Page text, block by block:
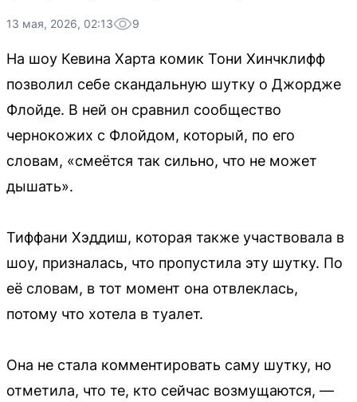
13 мая, 2026, 02:13 9
На шоу Кевина Харта комик Тони Хинчклифф
позволил себе скандальную шутку о Джордже
Флойде. В ней он сравнил сообщество
чернокожих с Флойдом, который, по его
словам, «смеётся так сильно, что не может
дышать».
Тиффани Хэддиш, которая также участвовала в
шоу, призналась, что пропустила эту шутку. По
её словам, в тот момент она отвлеклась,
потому что хотела в туалет.
Она не стала комментировать саму шутку, но
отметила, что те, кто сейчас возмущаются, —